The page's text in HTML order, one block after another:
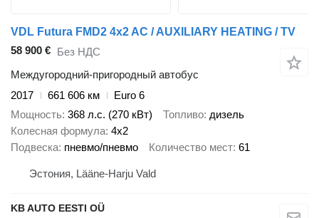
VDL Futura FMD2 4x2 AC / AUXILIARY HEATING / TV
58 900 € Без НДС
Междугородний-пригородный автобус
2017
661 606 км
Euro 6
Мощность 368 л.с. (270 кВт) Топливо дизель
Колесная формула 4x2
Подвеска пневмо/пневмо Количество мест 61
Эстония, Lääne-Harju Vald
KB AUTO EESTI OÜ